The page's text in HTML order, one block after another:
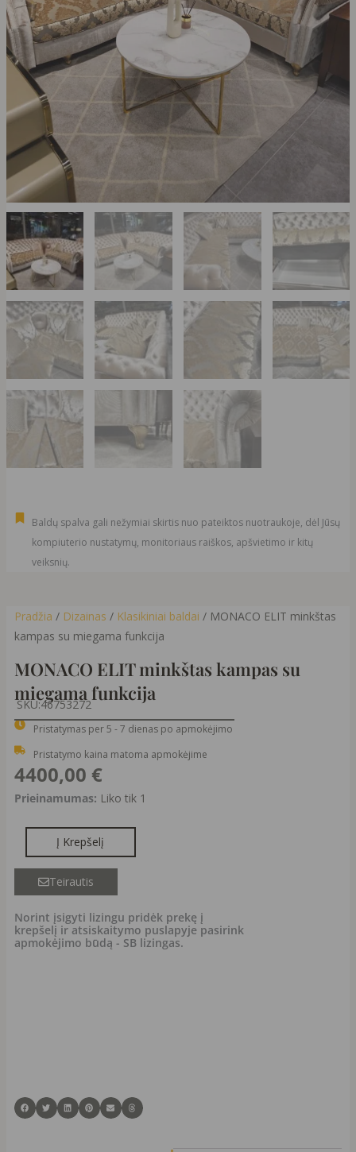
Baldų spalva gali nežymiai skirtis nuo pateiktos nuotraukoje, dėl Jūsų
kompiuterio nustatymų, monitoriaus raiškos, apšvietimo ir kitų
veiksnių.
Pradžia / Dizainas / Klasikiniai baldai / MONACO ELIT minkštas
kampas su miegama funkcija
MONACO ELIT minkštas kampas su
miegama funkcija
SKU:46753272
Pristatymas per 5 - 7 dienas po apmokėjimo
Pristatymo kaina matoma apmokėjime
4400,00 €
Prieinamumas: Liko tik 1
produkto
MONACO
ELIT
minkštas
kampas
su
miegama
Į Krepšelį
Teirautis
Norint įsigyti lizingu pridėk prekę į
krepšelį ir atsiskaitymo puslapyje pasirink
apmokėjimo būdą - SB lizingas.